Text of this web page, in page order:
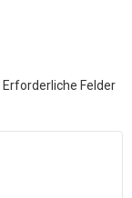
Erforderliche Felder